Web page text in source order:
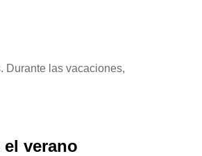
Durante las vacaciones,
verano